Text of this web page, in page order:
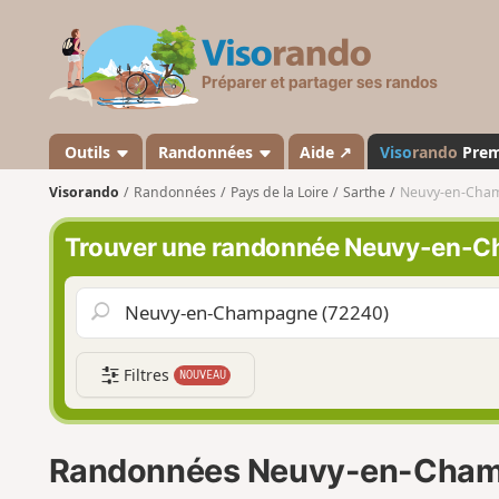
s
a
n
d
o
Outils Randonnées Aide ↗ Visorando
Visorando Randonnées Pays de la Loire Sarthe Neuvy-en-
Trouver une randonnée Neuvy-en-
Filtres NOUVEAU
Randonnées Neuvy-en-